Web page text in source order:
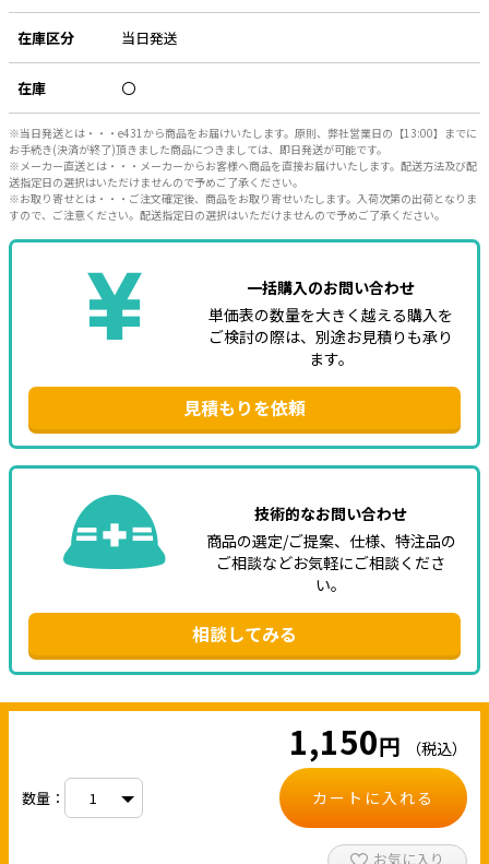
在庫区分 当日発送
在庫 〇
※当日発送とは・・・e431から商品をお届けいたします。原則、弊社営業日の【13:00】までに
お手続き(決済が終了)頂きました商品につきましては、即日発送が可能です。
※メーカー直送とは・・・メーカーからお客様へ商品を直接お届けいたします。配送方法及び配
送指定日の選択はいただけませんので予めご了承ください。
※お取り寄せとは・・・ご注文確定後、商品をお取り寄せいたします。入荷次第の出荷となりま
すので、ご注意ください。配送指定日の選択はいただけませんので予めご了承ください。
一括購入のお問い合わせ
単価表の数量を大きく越える購入を
ご検討の際は、別途お見積りも承り
ます。
見積もりを依頼
技術的なお問い合わせ
商品の選定/ご提案、仕様、特注品の
ご相談などお気軽にご相談くださ
い。
相談してみる
1,150円 （税込）
数量： カートに入れる
お気に入り